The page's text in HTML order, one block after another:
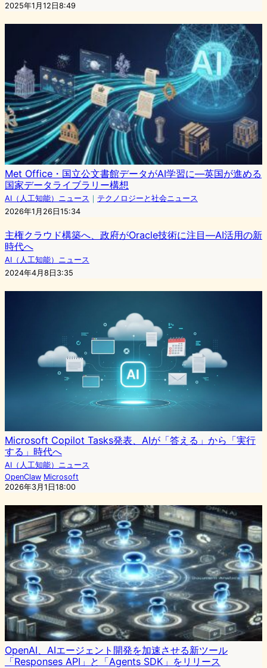
2025年1月12日8:49
Met Office・国立公文書館データがAI学習に―英国が進める
国家データライブラリー構想
AI（人工知能）ニュース ｜ テクノロジーと社会ニュース
2026年1月26日15:34
主権クラウド構築へ、政府がOracle技術に注目—AI活用の新
時代へ
AI（人工知能）ニュース
2024年4月8日3:35
Microsoft Copilot Tasks発表、AIが「答える」から「実行
する」時代へ
AI（人工知能）ニュース
OpenClaw Microsoft
2026年3月1日18:00
OpenAI、AIエージェント開発を加速させる新ツール
「Responses API」と「Agents SDK」をリリース